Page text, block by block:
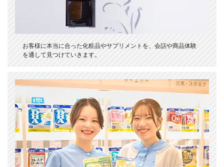
お客様に本当に合った化粧品やサプリメントを、会話や商品体験
を通して見つけていきます。